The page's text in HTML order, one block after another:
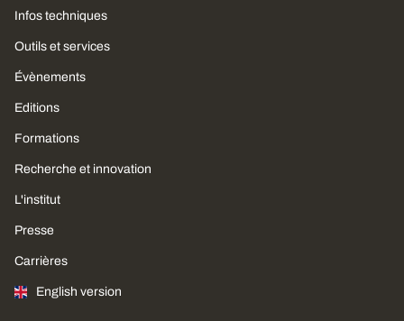
Infos techniques
Outils et services
Évènements
Editions
Formations
Recherche et innovation
L'institut
Presse
Carrières
English version